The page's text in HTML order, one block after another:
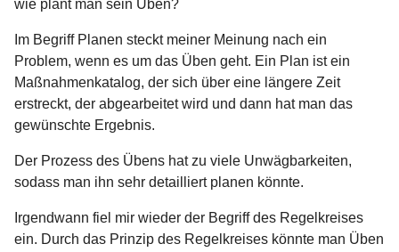
wie plant man sein Üben?
Im Begriff Planen steckt meiner Meinung nach ein
Problem, wenn es um das Üben geht. Ein Plan ist ein
Maßnahmenkatalog, der sich über eine längere Zeit
erstreckt, der abgearbeitet wird und dann hat man das
gewünschte Ergebnis.
Der Prozess des Übens hat zu viele Unwägbarkeiten,
sodass man ihn sehr detailliert planen könnte.
Irgendwann fiel mir wieder der Begriff des Regelkreises
ein. Durch das Prinzip des Regelkreises könnte man Üben